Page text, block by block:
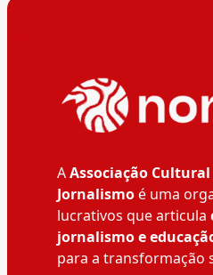
AAssociação
Jornalismoé uma
lucrativos que articula
jornalismo e
para a transformação